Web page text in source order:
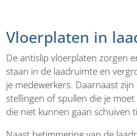
Vloerplaten in
De antislip vloerplaten zorgen
staan in de laadruimte en
je medewerkers. Daarnaast
stellingen of spullen die je
die niet kunnen gaan schuiven